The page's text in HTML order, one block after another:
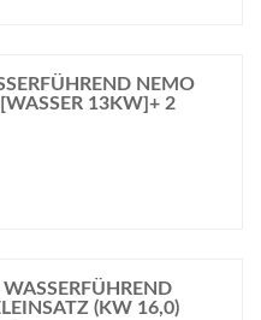
NEMO
13KW]+ 2
(KW 16,0)